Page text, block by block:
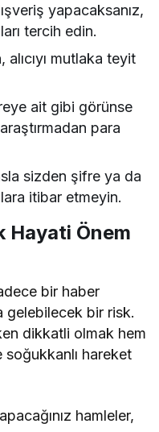
yapacaksanız,
tercih edin.
mutlaka teyit
ait gibi görünse
para
sizden şifre ya da
itibar etmeyin.
Hayati Önem
bir haber
gelebilecek bir risk.
dikkatli olmak hem
soğukkanlı hareket
hamleler,